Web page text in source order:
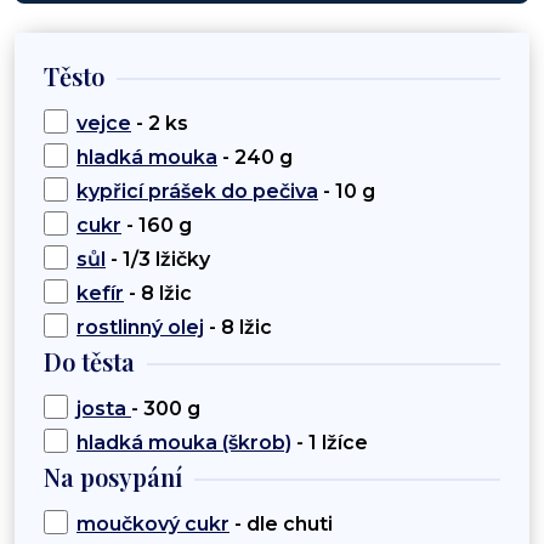
Těsto
vejce - 2 ks
hladká mouka - 240 g
kypřicí prášek do pečiva - 10 g
cukr - 160 g
sůl - 1/3 lžičky
kefír - 8 lžic
rostlinný olej - 8 lžic
Do těsta
josta - 300 g
hladká mouka (škrob) - 1 lžíce
Na posypání
moučkový cukr - dle chuti